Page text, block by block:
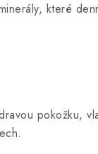
které
pokožku,